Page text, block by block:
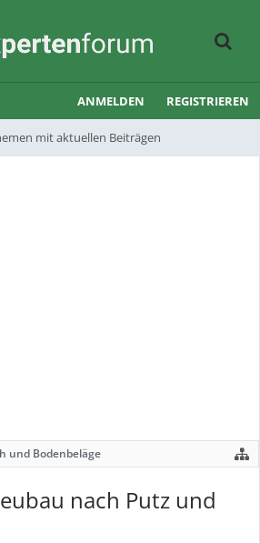
mit aktuellen Beiträgen
ANMELDEN REGISTRIEREN
und Bodenbeläge
nach Putz und